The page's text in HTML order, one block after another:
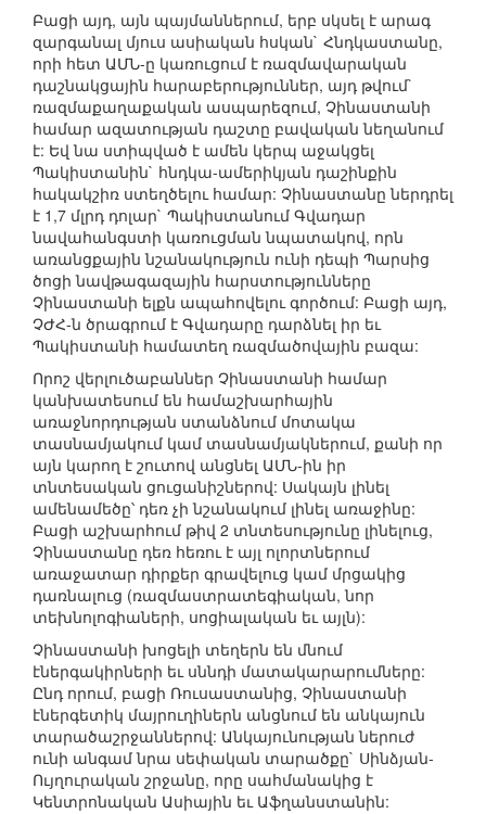
Բացի այդ, այն պայմաններում, երբ սկսել է արագ
զարգանալ մյուս ասիական հսկան` Հնդկաստանը,
որի հետ ԱՄՆ-ը կառուցում է ռազմավարական
դաշնակցային հարաբերություններ, այդ թվում`
ռազմաքաղաքական ասպարեզում, Չինաստանի
համար ազատության դաշտը բավական նեղանում
է: Եվ նա ստիպված է ամեն կերպ աջակցել
Պակիստանին` հնդկա-ամերիկյան դաշինքին
հակակշիռ ստեղծելու համար: Չինաստանը ներդրել
է 1,7 մլրդ դոլար` Պակիստանում Գվադար
նավահանգստի կառուցման նպատակով, որն
առանցքային նշանակություն ունի դեպի Պարսից
ծոցի նավթագազային հարստությունները
Չինաստանի ելքն ապահովելու գործում: Բացի այդ,
ՉԺՀ-ն ծրագրում է Գվադարը դարձնել իր եւ
Պակիստանի համատեղ ռազմածովային բազա:
Որոշ վերլուծաբաններ Չինաստանի համար
կանխատեսում են համաշխարհային
առաջնորդության ստանձնում մոտակա
տասնամյակում կամ տասնամյակներում, քանի որ
այն կարող է շուտով անցնել ԱՄՆ-ին իր
տնտեսական ցուցանիշներով: Սակայն լինել
ամենամեծը՝ դեռ չի նշանակում լինել առաջինը:
Բացի աշխարհում թիվ 2 տնտեսությունը լինելուց,
Չինաստանը դեռ հեռու է այլ ոլորտներում
առաջատար դիրքեր գրավելուց կամ մրցակից
դառնալուց (ռազմաստրատեգիական, նոր
տեխնոլոգիաների, սոցիալական եւ այլն):
Չինաստանի խոցելի տեղերն են մնում
էներգակիրների եւ սննդի մատակարարումները:
Ընդ որում, բացի Ռուսաստանից, Չինաստանի
էներգետիկ մայրուղիներն անցնում են անկայուն
տարածաշրջաններով: Անկայունության ներուժ
ունի անգամ նրա սեփական տարածքը` Սինձյան-
Ույղուրական շրջանը, որը սահմանակից է
Կենտրոնական Ասիային եւ Աֆղանստանին: